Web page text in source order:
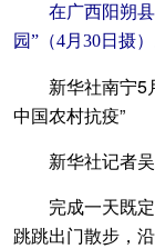
在广西阳朔县
园”（4月30日摄
新华社南宁5月
中国农村抗疫”
新华社记者吴
完成一天既定
跳跳出门散步，